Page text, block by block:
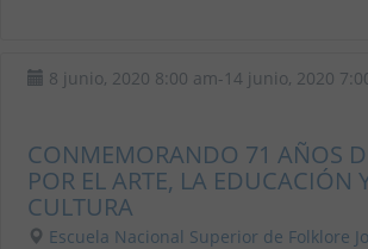
8 junio, 2020 8:00 am-14 junio, 2020
CONMEMORANDO 71 AÑOS
POR EL ARTE, LA EDUCACIÓN
CULTURA
Escuela Nacional Superior de Folklore